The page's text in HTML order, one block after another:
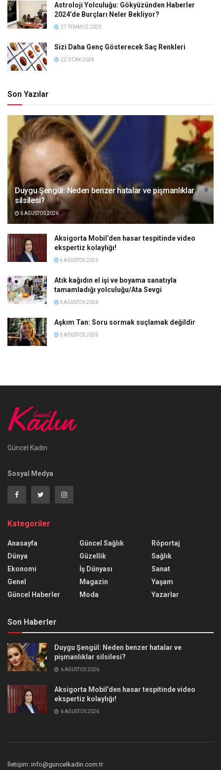
Astroloji Yolculuğu: Gökyüzünden Haberler
2024’de Burçları Neler Bekliyor?
27 TEMMUZ 2025
Sizi Daha Genç Gösterecek Saç Renkleri
22 OCAK 2024
Son Yazılar
Duygu Şengül: Neden benzer hatalar ve pişmanlıklar
silsilesi?
6 AĞUSTOS 2026
Aksigorta Mobil’den hasar tespitinde video
ekspertiz kolaylığı!
6 AĞUSTOS 2026
Atık kağıdın el işi ve boyama sanatıyla
tamamladığı yolculuğu/Ata Sevgi
6 AĞUSTOS 2026
Aşkım Tan: Soru sormak suçlamak değildir
6 AĞUSTOS 2026
Güncel Kadın
Sosyal Medya
Kategoriler
Anasayfa
Dünya
Ekonomi
Genel
Güncel Haberler
Güncel Sağlık
Güzellik
İş Dünyası
Magazin
Moda
Röportaj
Sağlık
Sanat
Yaşam
Yazarlar
Son Haberler
Duygu Şengül: Neden benzer hatalar ve
pişmanlıklar silsilesi?
6 AĞUSTOS 2026
Aksigorta Mobil’den hasar tespitinde video
ekspertiz kolaylığı!
6 AĞUSTOS 2026
İletişim: info@guncelkadin.com.tr